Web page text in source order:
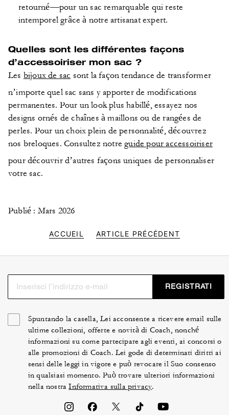
retourné—pour un sac remarquable qui reste
intemporel grâce à notre artisanat expert.
Quelles sont les différentes façons
d’accessoiriser mon sac ?
Les bijoux de sac sont la façon tendance de transformer
n’importe quel sac sans y apporter de modifications
permanentes. Pour un look plus habillé, essayez nos
designs ornés de chaînes à maillons ou de rangées de
perles. Pour un choix plein de personnalité, découvrez
nos breloques. Consultez notreguide pour accessoiriser
pour découvrir d’autres façons uniques de personnaliser
votre sac.
Publié : Mars 2026
ACCUEIL ARTICLE PRÉCÉDENT
REGISTRATI
Spuntando la casella, Lei acconsente a ricevere email sulle
ultime collezioni, offerte e novità di Coach, nonché
informazioni su come partecipare agli eventi, ai concorsi o
alle promozioni di Coach. Lei gode di determinati diritti ai
sensi delle leggi in vigore e può revocare il Suo consenso
in qualsiasi momento. Può trovare ulteriori informazioni
nella nostraInformativa sulla privacy.